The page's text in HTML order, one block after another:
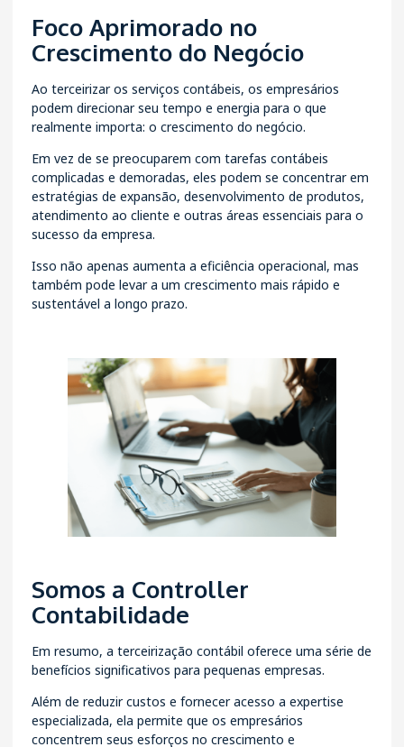
Foco Aprimorado no
Crescimento do Negócio
Ao terceirizar os serviços contábeis, os empresários
podem direcionar seu tempo e energia para o que
realmente importa: o crescimento do negócio.
Em vez de se preocuparem com tarefas contábeis
complicadas e demoradas, eles podem se concentrar em
estratégias de expansão, desenvolvimento de produtos,
atendimento ao cliente e outras áreas essenciais para o
sucesso da empresa.
Isso não apenas aumenta a eficiência operacional, mas
também pode levar a um crescimento mais rápido e
sustentável a longo prazo.
Somos a Controller
Contabilidade
Em resumo, a terceirização contábil oferece uma série de
benefícios significativos para pequenas empresas.
Além de reduzir custos e fornecer acesso a expertise
especializada, ela permite que os empresários
concentrem seus esforços no crescimento e